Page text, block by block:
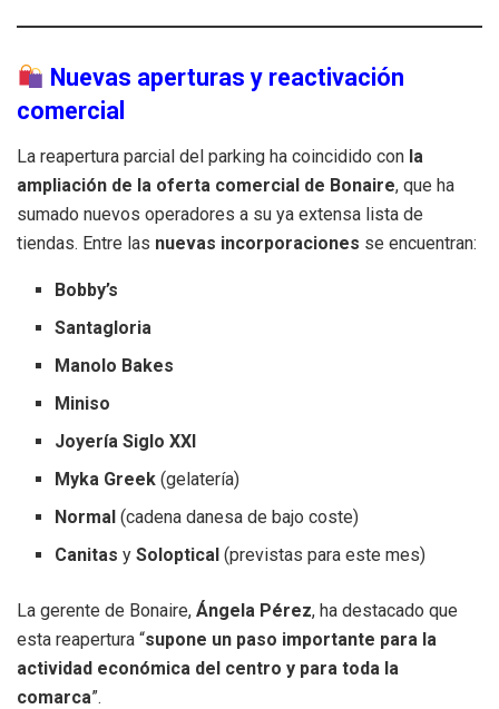
Nuevas aperturas y reactivación
comercial
La reapertura parcial del parking ha coincidido con la
ampliación de la oferta comercial de Bonaire, que ha
sumado nuevos operadores a su ya extensa lista de
tiendas. Entre las nuevas incorporaciones se encuentran:
Bobby’s
Santagloria
Manolo Bakes
Miniso
Joyería Siglo XXI
Myka Greek (gelatería)
Normal (cadena danesa de bajo coste)
Canitas ySoloptical (previstas para este mes)
La gerente de Bonaire, Ángela Pérez, ha destacado que
esta reapertura “supone un paso importante para la
actividad económica del centro y para toda la
comarca”.